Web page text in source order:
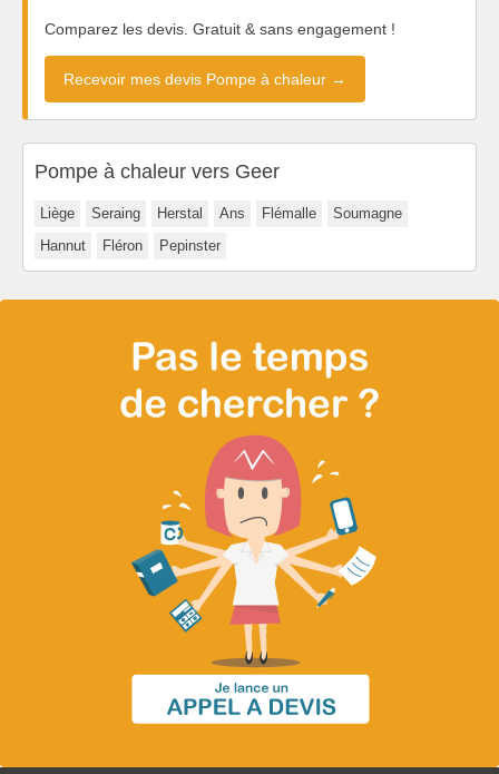
Comparez les devis. Gratuit & sans engagement !
Recevoir mes devis Pompe à chaleur →
Pompe à chaleur vers Geer
Liège Seraing Herstal Ans Flémalle
Soumagne
Hannut
Fléron Pepinster